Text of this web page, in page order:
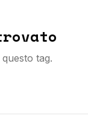
tag.